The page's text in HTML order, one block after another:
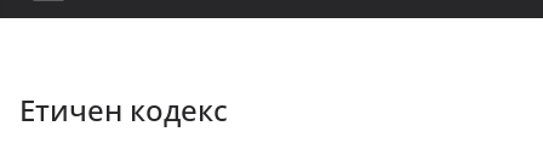
Етичен кодекс